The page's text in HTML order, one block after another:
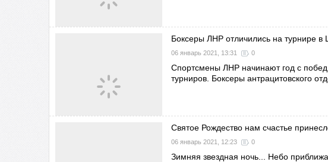
Боксеры ЛНР отличились на турнире в
06 январь 2021, 13:31 0
Спортсмены ЛНР начинают год с
турниров. Боксеры антрацитовского
Святое Рождество нам счастье
06 январь 2021, 12:23 0
Зимняя звездная ночь... Небо